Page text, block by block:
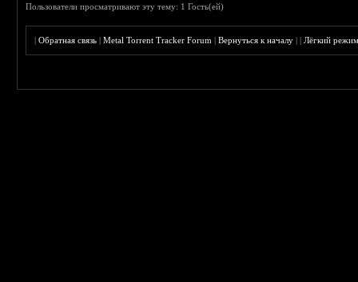
Пользователи просматривают эту тему: 1 Гость(ей)
|Обратная связь |Metal Torrent Tracker Forum |Вернуться к началу ||Лёгкий